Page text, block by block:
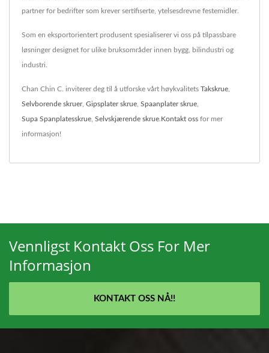
partner for bedrifter som krever sertifiserte, ytelsesdrevne festemidler.
Som en eksportorientert produsent spesialiserer vi oss på tilpassbare
løsninger designet for ulike bruksområder innen bygg, bilindustri og
industri.
Chan Chin C. inviterer deg til å utforske vårt høykvalitets Takskrue
Selvborende skruer, Gipsplater skrue Spaanplater skrue
Supa Spanplatesskrue Selvskjærende skrue Kontakt oss for mer
informasjon!
Vennligst Kontakt Oss For Mer
Informasjon
KONTAKT OSS NÅ!!